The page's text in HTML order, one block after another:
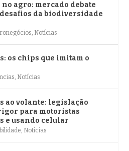
agro: mercado debate
da biodiversidade
, Notícias
os chips que imitam o
, Notícias
ao volante: legislação
para motoristas
e usando celular
, Notícias